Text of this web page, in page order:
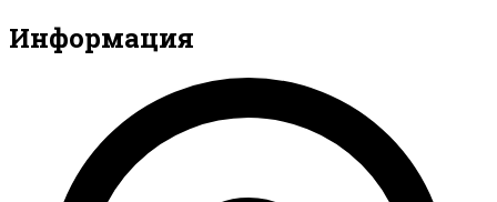
Информация